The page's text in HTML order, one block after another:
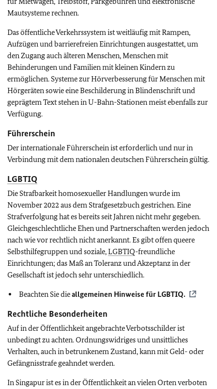
Mautsysteme rechnen.
Das öffentliche Verkehrssystem ist weitläufig mit Rampen,
Aufzügen und barrierefreien Einrichtungen ausgestattet, um
den Zugang auch älteren Menschen, Menschen mit
Behinderungen und Familien mit kleinen Kindern zu
ermöglichen. Systeme zur Hörverbesserung für Menschen mit
Hörgeräten sowie eine Beschilderung in Blindenschrift und
geprägtem Text stehen in U-Bahn-Stationen meist ebenfalls zur
Verfügung.
Führerschein
Der internationale Führerschein ist erforderlich und nur in
Verbindung mit dem nationalen deutschen Führerschein gültig.
LGBTIQ
Die Strafbarkeit homosexueller Handlungen wurde im
November 2022 aus dem Strafgesetzbuch gestrichen. Eine
Strafverfolgung hat es bereits seit Jahren nicht mehr gegeben.
Gleichgeschlechtliche Ehen und Partnerschaften werden jedoch
nach wie vor rechtlich nicht anerkannt. Es gibt offen queere
Selbsthilfegruppen und soziale,LGBTIQ-freundliche
Einrichtungen; das Maß an Toleranz und Akzeptanz in der
Gesellschaft ist jedoch sehr unterschiedlich.
Beachten Sie dieallgemeinen Hinweise für LGBTIQ.
Rechtliche Besonderheiten
Auf in der Öffentlichkeit angebrachte Verbotsschilder ist
unbedingt zu achten. Ordnungswidriges und unsittliches
Verhalten, auch in betrunkenem Zustand, kann mit Geld- oder
Gefängnisstrafe geahndet werden.
In Singapur ist es in der Öffentlichkeit an vielen Orten verboten